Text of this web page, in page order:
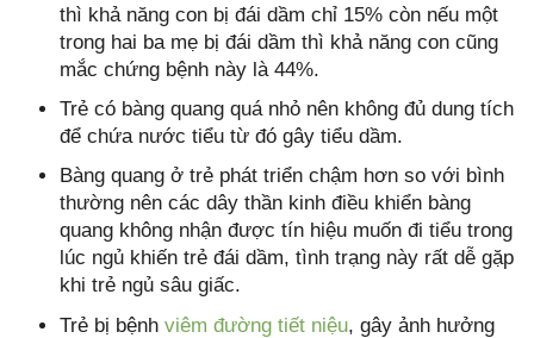
thì khả năng con bị đái dầm chỉ 15% còn nếu một
trong hai ba mẹ bị đái dầm thì khả năng con cũng
mắc chứng bệnh này là 44%.
Trẻ có bàng quang quá nhỏ nên không đủ dung tích
để chứa nước tiểu từ đó gây tiểu dầm.
Bàng quang ở trẻ phát triển chậm hơn so với bình
thường nên các dây thần kinh điều khiển bàng
quang không nhận được tín hiệu muốn đi tiểu trong
lúc ngủ khiến trẻ đái dầm, tình trạng này rất dễ gặp
khi trẻ ngủ sâu giấc.
Trẻ bị bệnh viêm đường tiết niệu, gây ảnh hưởng